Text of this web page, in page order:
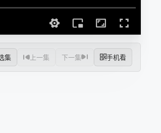
集 上一集 下一集 手机看